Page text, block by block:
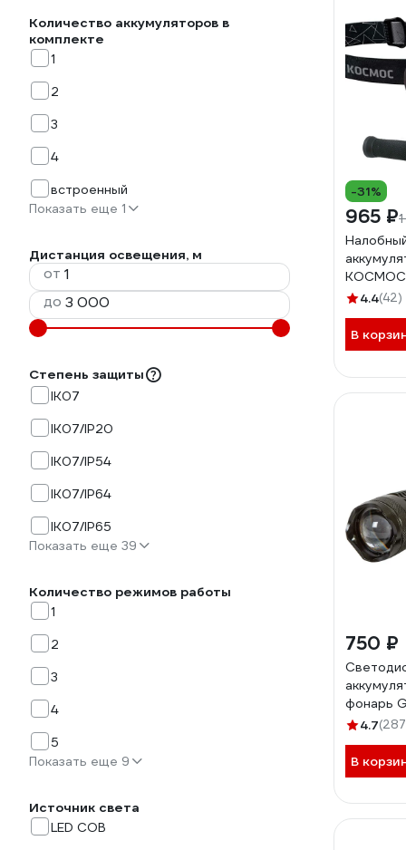
Количество аккумуляторов в
комплекте
1
2
3
4
встроенный
Показать еще 1
Дистанция освещения, м
от
до
Степень защиты
IK07
IK07/IP20
IK07/IP54
IK07/IP64
IK07/IP65
Показать еще 39
Количество режимов работы
1
2
3
4
5
Показать еще 9
Источник света
LED COB
-31%
965 ₽
КОСМОС
съемный
шнур
4.4(42)
В
750 ₽
фонарь
1700-
4.7
В